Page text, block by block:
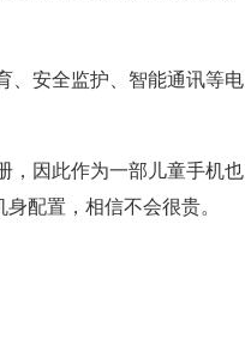
、安全监护、智能通讯等电
，因此作为一部儿童手机也
配置，相信不会很贵。